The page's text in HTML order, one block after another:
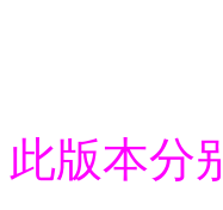
此版本分